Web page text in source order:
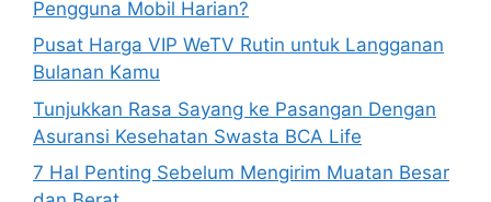
Pengguna Mobil Harian?
Pusat Harga VIP WeTV Rutin untuk Langganan
Bulanan Kamu
Tunjukkan Rasa Sayang ke Pasangan Dengan
Asuransi Kesehatan Swasta BCA Life
7 Hal Penting Sebelum Mengirim Muatan Besar